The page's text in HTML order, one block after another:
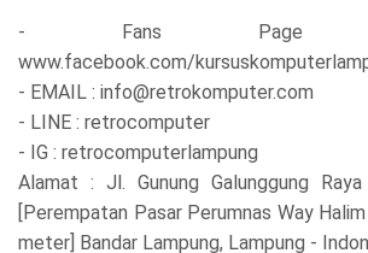
- Fans
www.facebook.com/
- EMAIL : info@retrokomputer.com
- LINE : retrocomputer
- IG : retrocomputerlampung
Alamat : Jl. Gunung Galunggung
[Perempatan Pasar Perumnas Way
meter] Bandar Lampung, Lampung -